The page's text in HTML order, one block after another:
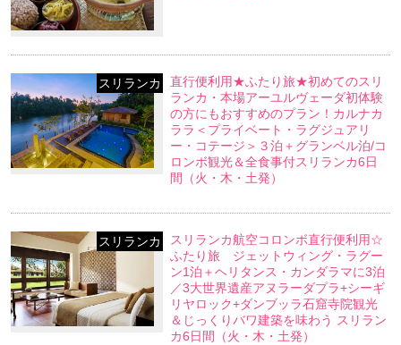
スリランカ
直行便利用★ふたり旅★初めてのスリ
ランカ・本場アーユルヴェーダ初体験
の方にもおすすめのプラン！カルナカ
ララ＜プライベート・ラグジュアリ
ー・コテージ＞３泊＋グランベル泊/コ
ロンボ観光＆全食事付スリランカ6日
間（火・木・土発）
スリランカ
スリランカ航空コロンボ直行便利用☆
ふたり旅 ジェットウィング・ラグー
ン1泊＋ヘリタンス・カンダラマに3泊
／3大世界遺産アヌラーダプラ+シーギ
リヤロック+ダンブッラ石窟寺院観光
＆じっくりバワ建築を味わう スリラン
カ6日間（火・木・土発）